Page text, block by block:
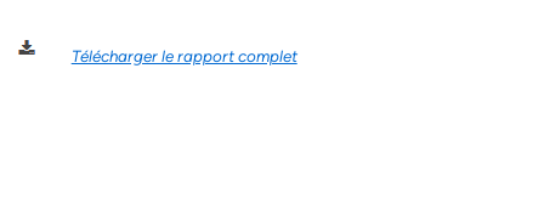
Télécharger le rapport complet